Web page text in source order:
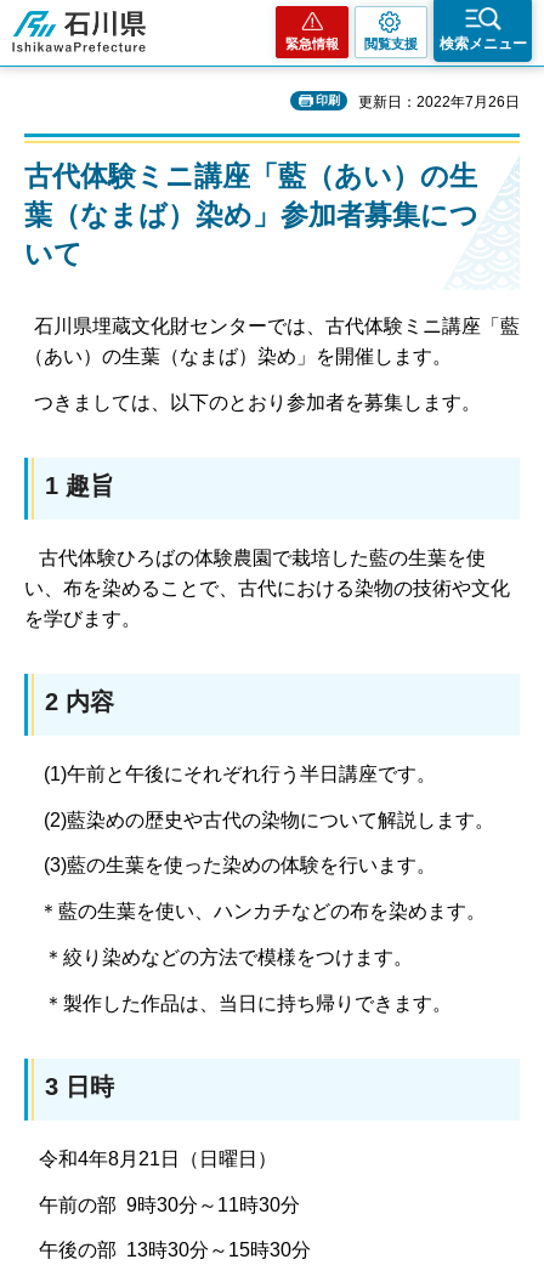
石川県
緊急情報 閲覧支援 検索メニュー
印刷 更新日：2022年7月26日
古代体験ミニ講座「藍（あい）の生
葉（なまば）染め」参加者募集につ
いて
石川県埋蔵文化財センターでは、古代体験ミニ講座「藍
（あい）の生葉（なまば）染め」を開催します。
つきましては、以下のとおり参加者を募集します。
1 趣旨
古代体験ひろばの体験農園で栽培した藍の生葉を使
い、布を染めることで、古代における染物の技術や文化
を学びます。
2 内容
(1)午前と午後にそれぞれ行う半日講座です。
(2)藍染めの歴史や古代の染物について解説します。
(3)藍の生葉を使った染めの体験を行います。
＊藍の生葉を使い、ハンカチなどの布を染めます。
＊絞り染めなどの方法で模様をつけます。
＊製作した作品は、当日に持ち帰りできます。
3 日時
令和4年8月21日（日曜日）
午前の部 9時30分～11時30分
午後の部 13時30分～15時30分